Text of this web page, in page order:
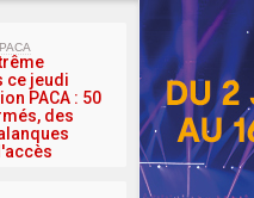
MA
ce jeudi
PACA : 50
des